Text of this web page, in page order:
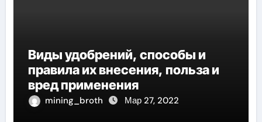
Виды удобрений, способы и
правила их внесения, польза и
вред применения
mining_broth Мар 27, 2022